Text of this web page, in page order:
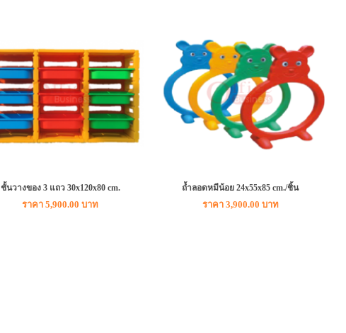
ชั้นวางของ 3 แถว 30x120x80 cm.
ราคา 5,900.00 บาท
ถ้ำลอดหมีน้อย 24x55x85 cm./ชิ้น
ราคา 3,900.00 บาท